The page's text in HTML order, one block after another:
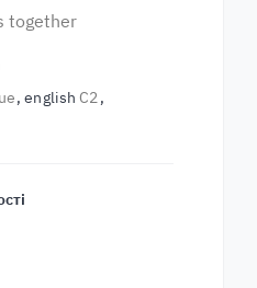
together
english C2